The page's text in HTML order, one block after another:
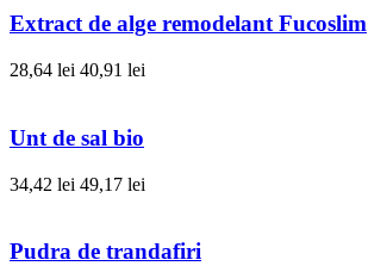
Extract de alge remodelant Fucoslim
28,64 lei 40,91 lei
Unt de sal bio
34,42 lei 49,17 lei
Pudra de trandafiri